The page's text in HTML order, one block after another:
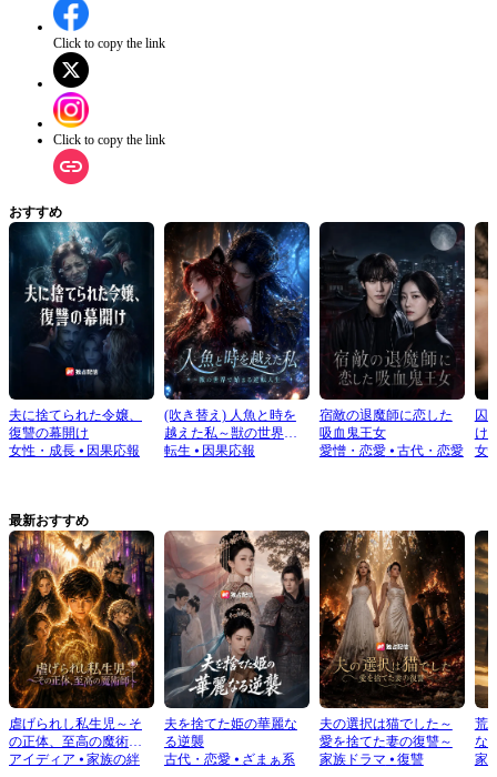
政略結婚する。 利用するつもりで近づいたはずなのに―― 純粋でまっすぐな宋
聿川に、いつしか心を奪われていた。 やがて、宋聿川が誘拐され、二人で死地
から脱したあの日、二人の想いは一気に近づく。 「俺が…お前の解毒剤になり
たい」 しかし―― 霍清檸は真実を知る。 その解毒法は、宋聿川の命を奪うかも
しれない。 愛する人を犠牲にして生きるか、それとも二人で生きる道を探すか
―― 霍清檸は、自らの毒と愛の間で、究極の選択を迫られる――
Click to copy the link
Click to copy the link
おすすめ
夫に捨てられた令嬢、
復讐の幕開け
女性・成長 ⦁ 因果応報
(吹き替え) 人魚と時を
越えた私～獣の世界で
始まる逆転人生～
転生 ⦁ 因果応報
宿敵の退魔師に恋した
吸血鬼王女
愛憎・恋愛⦁ 古代・恋愛
囚
け
女
最新おすすめ
虐げられし私生児～そ
の正体、至高の魔術師
～
アイディア ⦁ 家族の絆
夫を捨てた姫の華麗な
る逆襲
古代・恋愛⦁ ざまぁ系
夫の選択は猫でした～
愛を捨てた妻の復讐～
家族ドラマ ⦁ 復讐
荒
な
家